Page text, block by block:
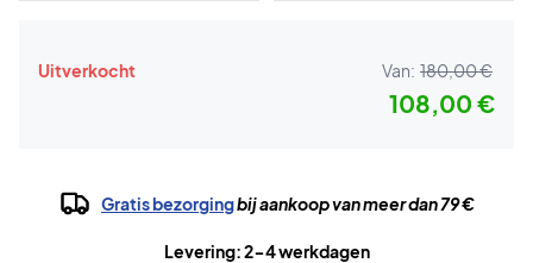
Uitverkocht Van: 180,00 €
108,00 €
Gratis bezorgingbij aankoop van meer dan 79 €
Levering: 2-4 werkdagen